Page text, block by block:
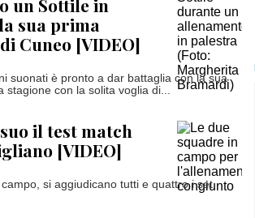
un Sottile in
sua prima
Cuneo [VIDEO]
suonati è pronto a dar battaglia con la sua
stagione con la solita voglia di...
il test match
[VIDEO]
si aggiudicano tutti e quattro i set